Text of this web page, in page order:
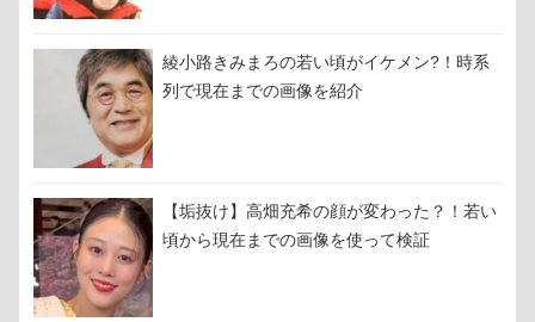
綾小路きみまろの若い頃がイケメン?！時系
列で現在までの画像を紹介
【垢抜け】高畑充希の顔が変わった？！若い
頃から現在までの画像を使って検証